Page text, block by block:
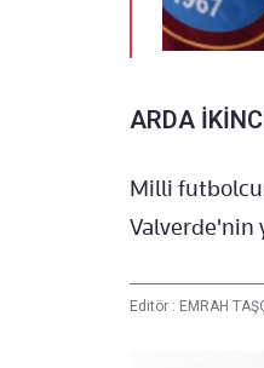
ARDA
Milli
Valverde'nin
Editör : EMRAH